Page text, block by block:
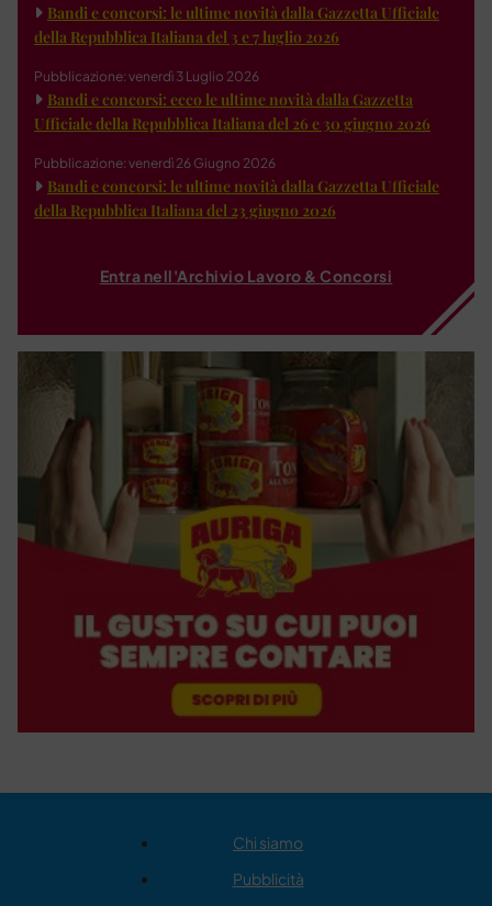
Bandi e concorsi: le ultime novità dalla Gazzetta Ufficiale
della Repubblica Italiana del 3 e 7 luglio 2026
Pubblicazione: venerdì 3 Luglio 2026
Bandi e concorsi: ecco le ultime novità dalla Gazzetta
Ufficiale della Repubblica Italiana del 26 e 30 giugno 2026
Pubblicazione: venerdì 26 Giugno 2026
Bandi e concorsi: le ultime novità dalla Gazzetta Ufficiale
della Repubblica Italiana del 23 giugno 2026
Entra nell'Archivio Lavoro & Concorsi
Chi siamo
Pubblicità